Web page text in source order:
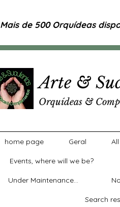
Mais de 500 Orquídeas
Arte &
Orquídeas &
home page Geral
Events, where will we be?
Under Maintenance...
Search